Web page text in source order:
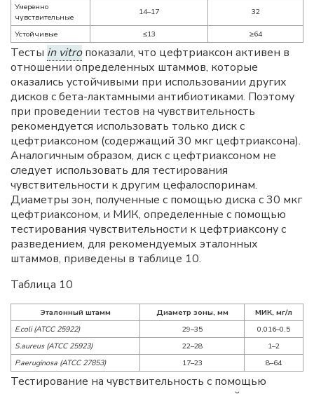
Умеренно
чувствительные
14–17 32
Устойчивые ≤13 ≥64
Тесты in vitroпоказали, что цефтриаксон активен в
отношении определенных штаммов, которые
оказались устойчивыми при использовании других
дисков с бета-лактамными антибиотиками. Поэтому
при проведении тестов на чувствительность
рекомендуется использовать только диск с
цефтриаксоном (содержащий 30 мкг цефтриаксона).
Аналогичным образом, диск с цефтриаксоном не
следует использовать для тестирования
чувствительности к другим цефалоспоринам.
Диаметры зон, полученные с помощью диска с 30 мкг
цефтриаксоном, и MИК, определенные с помощью
тестирования чувствительности к цефтриаксону с
разведением, для рекомендуемых эталонных
штаммов, приведены в таблице 10.
Таблица 10
Эталонный штамм Диаметр зоны, мм
MИК, мг/л
E.coli (ATCC 25922)
29–35
0,016–0,5
S.aureus (ATCC 25923)
22–28
1–2
P.aeruginosa (ATCC 27853)
17–23 8–64
Тестирование на чувствительность с помощью